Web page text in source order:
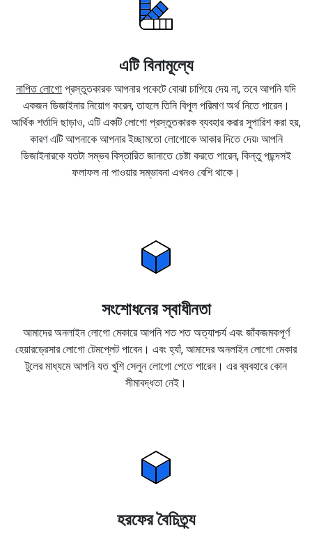
এটি বিনামূল্যে
নাপিত লোগো প্রস্তুতকারক আপনার পকেটে বোঝা চাপিয়ে দেয় না, তবে আপনি যদি
একজন ডিজাইনার নিয়োগ করেন, তাহলে তিনি বিপুল পরিমাণ অর্থ নিতে পারেন।
আর্থিক শর্তাদি ছাড়াও, এটি একটি লোগো প্রস্তুতকারক ব্যবহার করার সুপারিশ করা হয়,
কারণ এটি আপনাকে আপনার ইচ্ছামতো লোগোকে আকার দিতে দেয়৷ আপনি
ডিজাইনারকে যতটা সম্ভব বিস্তারিত জানাতে চেষ্টা করতে পারেন, কিন্তু পছন্দসই
ফলাফল না পাওয়ার সম্ভাবনা এখনও বেশি থাকে।
সংশোধনের স্বাধীনতা
আমাদের অনলাইন লোগো মেকারে আপনি শত শত অত্যাশ্চর্য এবং জাঁকজমকপূর্ণ
হেয়ারড্রেসার লোগো টেমপ্লেট পাবেন। এবং হ্যাঁ, আমাদের অনলাইন লোগো মেকার
টুলের মাধ্যমে আপনি যত খুশি সেলুন লোগো পেতে পারেন। এর ব্যবহারে কোন
সীমাবদ্ধতা নেই।
হরফের বৈচিত্র্য